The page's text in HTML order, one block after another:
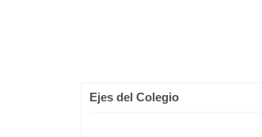
Ejes del Colegio